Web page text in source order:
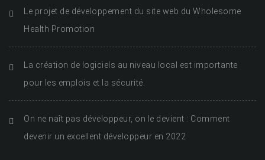
Le projet de développement du site web du Wholesome
Health Promotion
La création de logiciels au niveau local est importante
pour les emplois et la sécurité.
On ne naît pas développeur, on le devient : Comment
devenir un excellent développeur en 2022